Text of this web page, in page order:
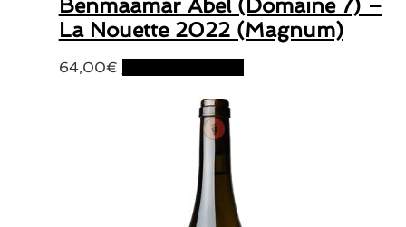
Benmaamar Abel (Domaine 7) –
La Nouette 2022 (Magnum)
64,00€